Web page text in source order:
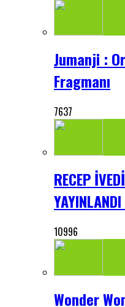
Jumanji :
Fragmanı
7637
RECEP
10996
Wonder